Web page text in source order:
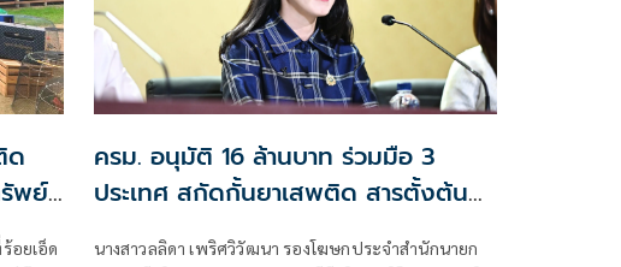
ด
พย์
อยเอ็ด
ครม. อนุมัติ 16 ล้านบาท ร่วมมือ 3
ประเทศ สกัดกั้นยาเสพติด สารตั้งต้น
นางสาวลลิดา เพริศวิวัฒนา รองโฆษกประจำสำนักนายก